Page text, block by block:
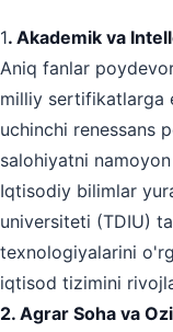
1. Akademik va
Aniq fanlar
milliy sertifikatlarga
uchinchi renessans
salohiyatni
Iqtisodiy bilimlar
universiteti (TDIU)
texnologiyalarini
iqtisod tizimini
2. Agrar Soha va